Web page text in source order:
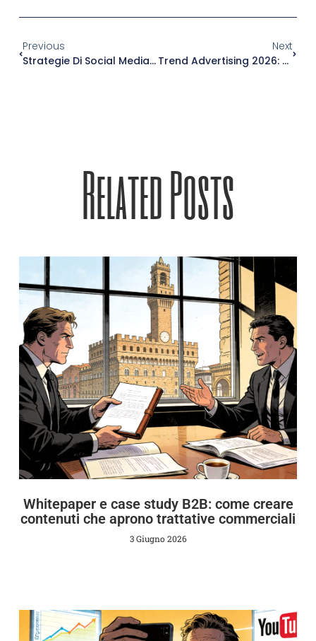
Previous
Strategie Di Social Media Management Per Il 2026: Cosa Cambia E Come Adattarsi
Next
Trend Advertising 2026: Tra Privacy, Zero-Party Data E Modelli AI-Driven
Related Posts
Whitepaper e case study B2B: come creare
contenuti che aprono trattative commerciali
3 Giugno 2026